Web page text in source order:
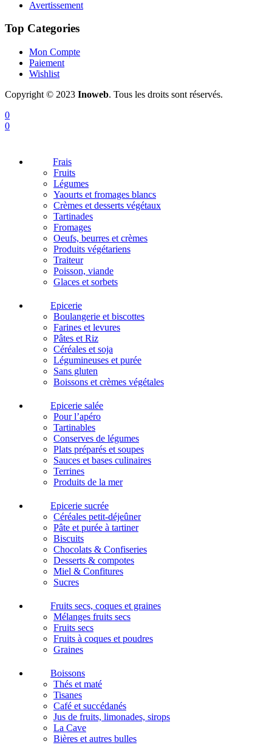
Avertissement
Top Categories
Mon Compte
Paiement
Wishlist
Copyright © 2023 Inoweb. Tous les droits sont réservés.
0
0
Frais
Fruits
Légumes
Yaourts et fromages blancs
Crèmes et desserts végétaux
Tartinades
Fromages
Oeufs, beurres et crèmes
Produits végétariens
Traiteur
Poisson, viande
Glaces et sorbets
Epicerie
Boulangerie et biscottes
Farines et levures
Pâtes et Riz
Céréales et soja
Légumineuses et purée
Sans gluten
Boissons et crèmes végétales
Epicerie salée
Pour l’apéro
Tartinables
Conserves de légumes
Plats préparés et soupes
Sauces et bases culinaires
Terrines
Produits de la mer
Epicerie sucrée
Céréales petit-déjeûner
Pâte et purée à tartiner
Biscuits
Chocolats & Confiseries
Desserts & compotes
Miel & Confitures
Sucres
Fruits secs, coques et graines
Mélanges fruits secs
Fruits secs
Fruits à coques et poudres
Graines
Boissons
Thés et maté
Tisanes
Café et succédanés
Jus de fruits, limonades, sirops
La Cave
Bières et autres bulles